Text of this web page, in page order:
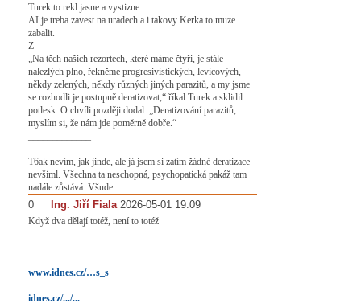
Turek to rekl jasne a vystizne.
AI je treba zavest na uradech a i takovy Kerka to muze
zabalit.
Z
„Na těch našich rezortech, které máme čtyři, je stále
nalezlých plno, řekněme progresivistických, levicových,
někdy zelených, někdy různých jiných parazitů, a my jsme
se rozhodli je postupně deratizovat,“ říkal Turek a sklidil
potlesk. O chvíli později dodal: „Deratizování parazitů,
myslím si, že nám jde poměrně dobře.“
T6ak nevím, jak jinde, ale já jsem si zatím žádné deratizace
nevšiml. Všechna ta neschopná, psychopatická pakáž tam
nadále zůstává. Všude.
0 Ing. Jiří Fiala 2026-05-01 19:09
Když dva dělají totéž, není to totéž
www.idnes.cz/…s_s
idnes.cz/.../...